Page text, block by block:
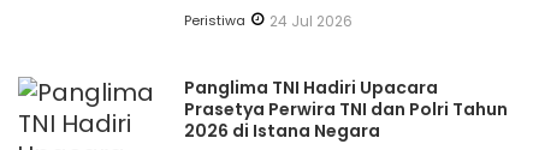
Peristiwa 24 Jul 2026
Panglima TNI Hadiri Upacara
Prasetya Perwira TNI dan Polri Tahun
2026 di Istana Negara